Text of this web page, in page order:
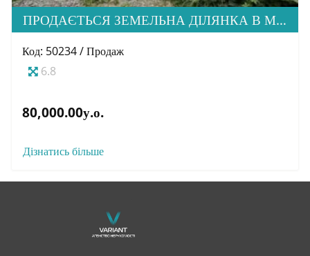
ПРОДАЄТЬСЯ ЗЕМЕЛЬНА ДІЛЯНКА В М. УЖГОРОД
Код: 50234 / Продаж
6.8
80,000.00у.о.
Дізнатись більше